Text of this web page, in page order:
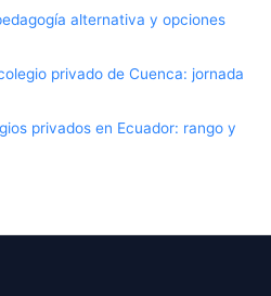
alternativa y opciones
privado de Cuenca: jornada
privados en Ecuador: rango y